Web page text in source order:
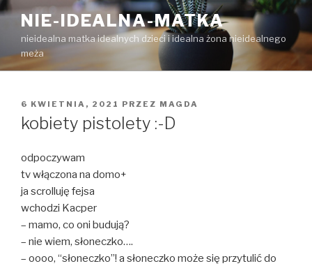
Przejdź
treści
NIE-IDEALNA-MATKA
nieidealna matka idealnych dzieci i idealna żona nieidealnego
meża
OPUBLIKOWANE
W
6 KWIETNIA, 2021 PRZEZ MAGDA
kobiety pistolety :-D
odpoczywam
tv włączona na domo+
ja scrolluję fejsa
wchodzi Kacper
– mamo, co oni budują?
– nie wiem, słoneczko….
– oooo, “słoneczko”! a słoneczko może się przytulić do